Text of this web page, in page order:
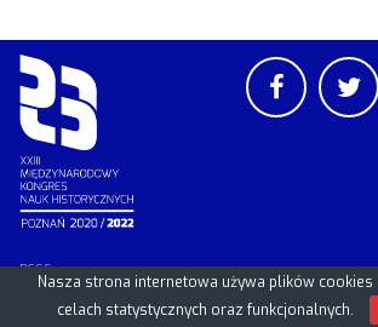
PCSS
Nasza strona internetowa używa plików cookies
celach statystycznych oraz funkcjonalnych.